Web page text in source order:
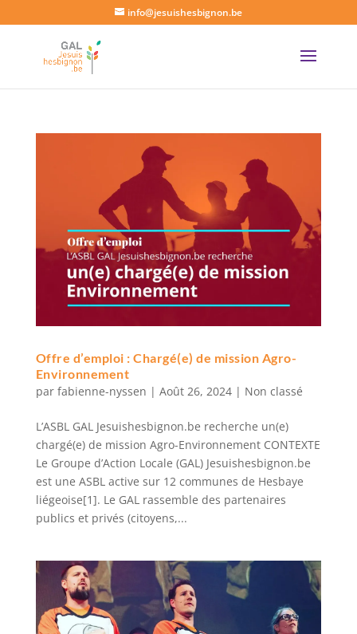
info@jesuishesbignon.be
Offre d’emploi : Chargé(e) de mission Agro-
Environnement
par fabienne-nyssen | Août 26, 2024| Non classé
L’ASBL GAL Jesuishesbignon.be recherche un(e)
chargé(e) de mission Agro-Environnement CONTEXTE
Le Groupe d’Action Locale (GAL) Jesuishesbignon.be
est une ASBL active sur 12 communes de Hesbaye
liégeoise[1]. Le GAL rassemble des partenaires
publics et privés (citoyens,...